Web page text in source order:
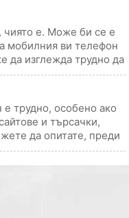
чиято е. Може би се е
мобилния ви телефон
да изглежда трудно да
трудно, особено ако
и търсачки,
да опитате, преди